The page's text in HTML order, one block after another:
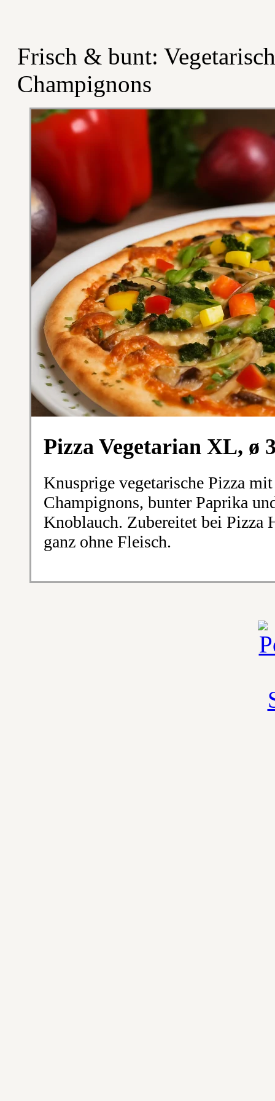
Frisch & bunt:
Champignons
Pizza Vegetarian XL, ø
Knusprige vegetarische Pizza
Champignons, bunter Paprika
Knoblauch. Zubereitet bei Pizza
ganz ohne Fleisch.